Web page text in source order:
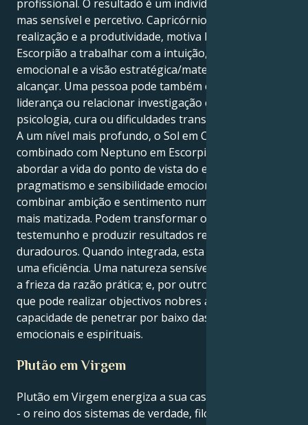
profissional. O resultado é um indivíduo ambicioso,
mas sensível e percetivo. Capricórnio, que valoriza a
realização e a produtividade, motiva Neptuno em
Escorpião a trabalhar com a intuição, a inteligência
emocional e a visão estratégica/maternal para os
alcançar. Uma pessoa pode também experimentar a
liderança ou relacionar investigação empresarial,
psicologia, cura ou dificuldades transformadoras.
A um nível mais profundo, o Sol em Capricórnio
combinado com Neptuno em Escorpião pode
abordar a vida do ponto de vista do equilíbrio entre
pragmatismo e sensibilidade emocional - aprender a
combinar ambição e sentimento numa consciência
mais matizada. Podem transformar o teste em
testemunho e produzir resultados reais e
duradouros. Quando integrada, esta combinação cria
uma eficiência. Uma natureza sensível e mutável com
a frieza da razão prática; e, por outro lado, alguém
que pode realizar objectivos nobres através de uma
capacidade de penetrar por baixo das superfícies
emocionais e espirituais.
Plutão em Virgem
Plutão em Virgem energiza a sua casa 9, Capricórnio
- o reino dos sistemas de verdade, filosofia,